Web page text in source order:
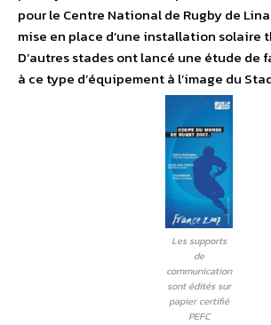
pour le Centre National de Rugby de
mise en place d’une installation solaire
D’autres stades ont lancé une étude
à ce type d’équipement à l’image du
Les supports
de
communication
sont édités sur
papier certifié
PEFC